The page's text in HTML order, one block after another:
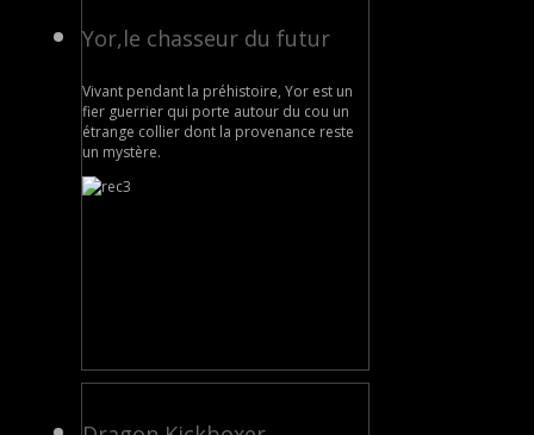
Yor,le chasseur du futur
Vivant pendant la préhistoire, Yor est un
fier guerrier qui porte autour du cou un
étrange collier dont la provenance reste
un mystère.